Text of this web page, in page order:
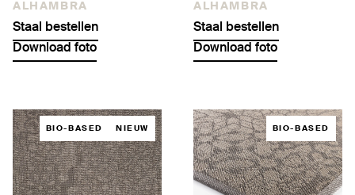
ALHAMBRA
Staal bestellen
Download foto
ALHAMBRA
Staal bestellen
Download foto
BIO-BASED NIEUW BIO-BASED